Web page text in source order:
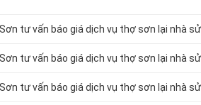
tư vấn báo giá dịch vụ thợ sơn lại nhà
tư vấn báo giá dịch vụ thợ sơn lại nhà
tư vấn báo giá dịch vụ thợ sơn lại nhà